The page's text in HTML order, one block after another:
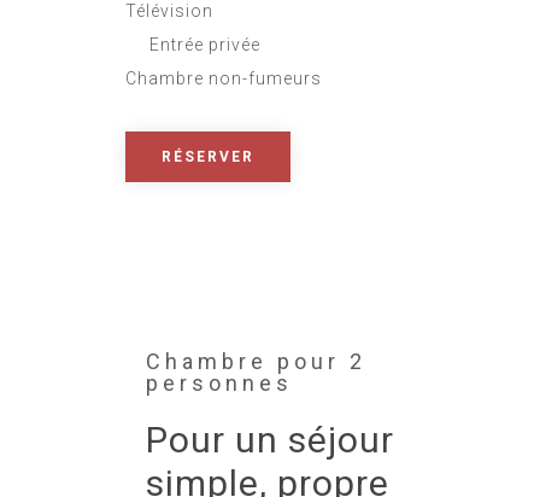
Télévision
Entrée privée
Chambre non-fumeurs
RÉSERVER
Chambre pour 2
personnes
Pour un séjour
simple, propre